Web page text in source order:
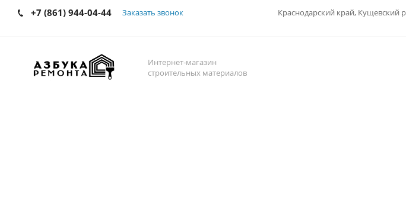
+7 (861) 944-04-44 Заказать звонок Краснодарский край, Кущевский
Интернет-магазин
строительных материалов